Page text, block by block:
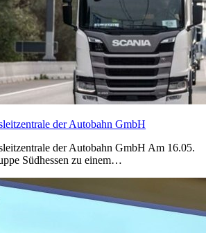
der Autobahn GmbH
der Autobahn GmbH Am 16.05.
Südhessen zu einem…